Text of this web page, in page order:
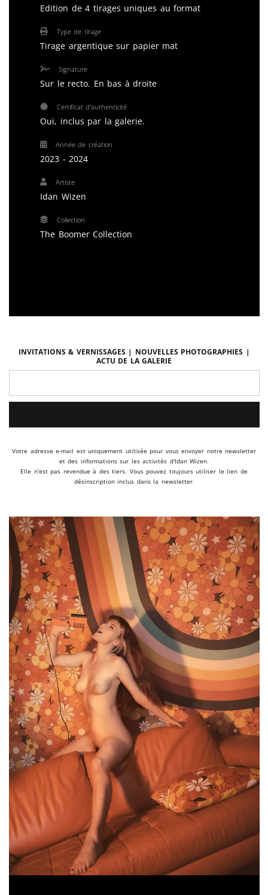
Edition de 4 tirages uniques au format
Type de tirage
Tirage argentique sur papier mat
Signature
Sur le recto. En bas à droite
Certificat d'authenticité
Oui, inclus par la galerie.
Année de création
2023 - 2024
Artiste
Idan Wizen
Collection
The Boomer Collection
Invitations & vernissages | Nouvelles photographies |
Actu de la galerie
Votre adresse e-mail est uniquement utilisée pour vous envoyer notre newsletter
et des informations sur les activités d'Idan Wizen.
Elle n'est pas revendue à des tiers. Vous pouvez toujours utiliser le lien de
désinscription inclus dans la newsletter.